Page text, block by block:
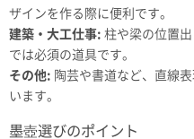
ザインを作る際に便利です。
建築・大工仕事: 柱や梁の位置
では必須の道具です。
その他: 陶芸や書道など、直線
います。
墨壺選びのポイント